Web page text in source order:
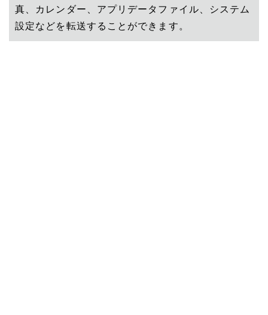
真、カレンダー、アプリデータファイル、システム
設定などを転送することができます。